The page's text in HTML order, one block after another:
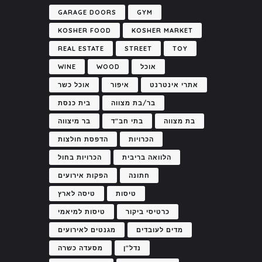
GARAGE DOORS GYM
KOSHER FOOD KOSHER MARKET
REAL ESTATE STREET TOY
WINE WOOD אוכל
אוכל כשר איפור אתרי אינטרנט
בית כנסת בר/בת מצווה
בר מיצווה בתי חב"ד בת מצווה
הדפסת חולצות הכרויות
הכרויות בחול הלוואה בריבית
הפקות אירועים חתונה
טיסה לארץ טיסות
טיסות למיאמי כרטיסי ביקור
מגנטים לאירועים מדים לעובדים
מסעדה כשרה נדל"ן